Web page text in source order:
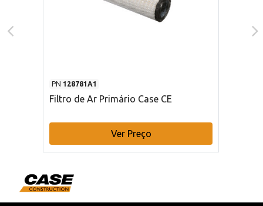
PN 128781A1
Filtro de Ar Primário Case CE
Ver Preço